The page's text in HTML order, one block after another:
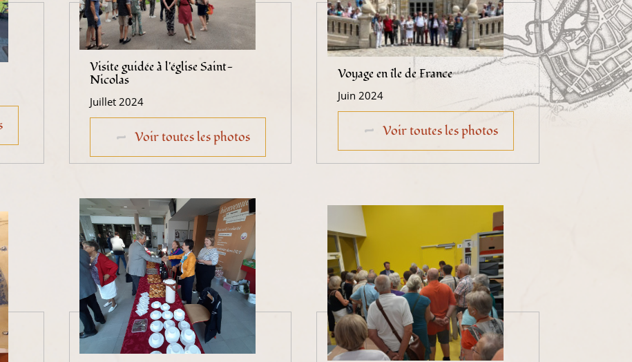
Visite guidée à l'église Saint-
Nicolas
Juillet 2024
Voir toutes les photos
Voyage en île de France
Juin 2024
Voir toutes les photos